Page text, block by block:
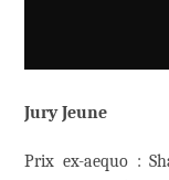
Jury Jeune
Prix ex-aequo :